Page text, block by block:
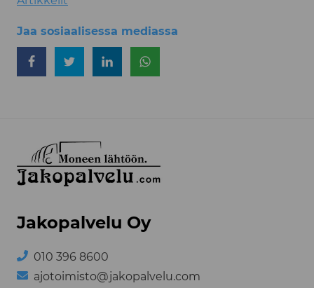
Jaa sosiaalisessa mediassa
Jaa FacebookissaJaa TwitterissäJaa LinkedInissä
Jakopalvelu Oy
010 396 8600
ajotoimisto@jakopalvelu.com